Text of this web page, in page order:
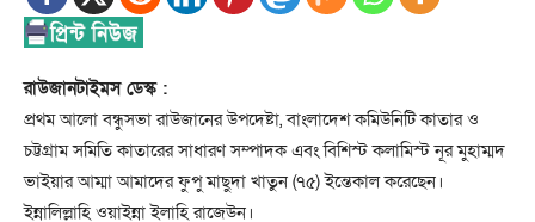
রাউজানটাইমস ডেস্ক :
প্রথম আলো বন্ধুসভা রাউজানের উপদেষ্টা, বাংলাদেশ কমিউনিটি কাতার ও
চট্টগ্রাম সমিতি কাতারের সাধারণ সম্পাদক এবং বিশিস্ট কলামিস্ট নূর মুহাম্মদ
ভাইয়ার আম্মা আমাদের ফুপু মাছুদা খাতুন (৭৫) ইন্তেকাল করেছেন।
ইন্নালিল্লাহি ওয়াইন্না ইলাহি রাজেউন।